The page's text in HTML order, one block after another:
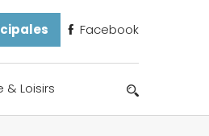
Facebook
& Loisirs